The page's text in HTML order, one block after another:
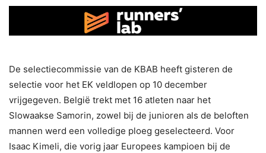
De selectiecommissie van de KBAB heeft gisteren de
selectie voor het EK veldlopen op 10 december
vrijgegeven. België trekt met 16 atleten naar het
Slowaakse Samorin, zowel bij de junioren als de beloften
mannen werd een volledige ploeg geselecteerd. Voor
Isaac Kimeli, die vorig jaar Europees kampioen bij de